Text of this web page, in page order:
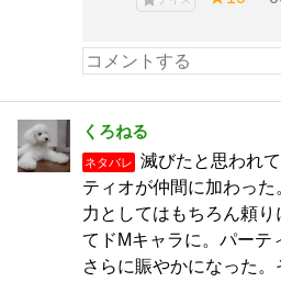
くろねる
ネタバレ
滅びたと思われ
ティオが仲間に加わっ
力としてはもちろん頼
てドMキャラに。パーテ
さらに賑やかになった